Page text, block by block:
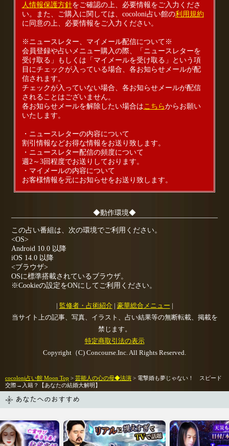
人情報保護方針をご確認の上、必要情報をご入力くださ
い。また、ご購入に関しては、cocoloni占い館の利用規約
に同意の上、必要情報をご入力ください。
※ニュースレター、マイメール配信について※
会員登録や占いメニュー購入の際、「ニュースレターを
受け取る」もしくは「マイメールを受け取る」という項
目にチェックが入っている場合、各お知らせメールが配
信されます。
チェックが入っていない場合、各お知らせメールが配信
されることはございません。
各お知らせメールを解除したい場合は こちらからお願い
いたします。
・ニュースレターの内容について
割引情報などお得な情報をお送り致します。
・ニュースレター配信の頻度について
週2～3回程度でお送りしております。
・マイメールの内容について
お客様情報を元にお知らせをお送り致します。
◆動作環境◆
この占い番組は、次の環境でご利用ください。
<OS>
Android 10.0 以降
iOS 14.0 以降
<ブラウザ>
OSに標準搭載されているブラウザ。
※Cookieの設定をONにしてご利用ください。
| 監修者・占術紹介 | 豪華総合メニュー |
当サイト上の記事、写真、イラスト、占い結果等の無断転載、掲載を
禁じます。
特定商取引法の表示
Copyright（C) Concourse.Inc. All Rights Reserved.
cocoloni占い館 Moon Top > 芸能人の心の母◆法演 > 電撃婚も夢じゃない！ スピード
交際→入籍？【あなたの結婚大解明】
あなたへのおすすめ